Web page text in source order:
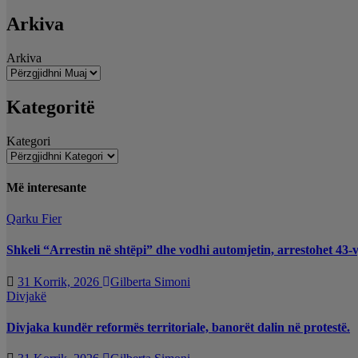
Arkiva
Arkiva
Kategoritë
Kategori
Më interesante
Qarku Fier
Shkeli “Arrestin në shtëpi” dhe vodhi automjetin, arrestohet 43-
31 Korrik, 2026
Gilberta Simoni
Divjakë
Divjaka kundër reformës territoriale, banorët dalin në protestë.